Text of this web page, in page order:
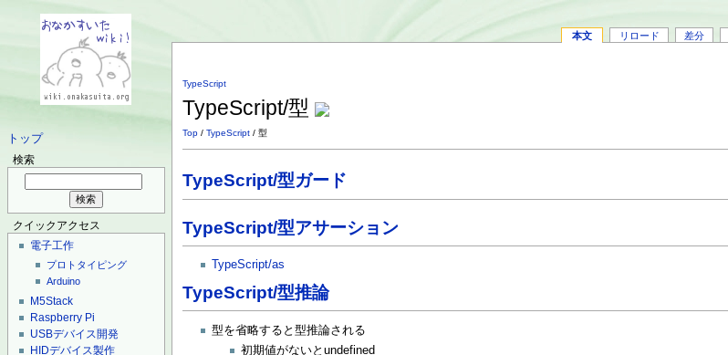
トップ
検索
クイックアクセス
電子工作
プロトタイピング
Arduino
M5Stack
Raspberry Pi
USBデバイス開発
HIDデバイス製作
本文 リロード 差分
TypeScript
TypeScript/型
Top /TypeScript / 型
TypeScript/型ガード
TypeScript/型アサーション
TypeScript/as
TypeScript/型推論
型を省略すると型推論される
初期値がないとundefined